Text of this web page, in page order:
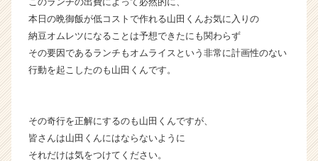
本日の晩御飯が低コストで作れる山田くんお気に入りの
納豆オムレツになることは予想できたにも関わらず
その要因であるランチもオムライスという非常に計画性のない
行動を起こしたのも山田くんです。
その奇行を正解にするのも山田くんですが、
皆さんは山田くんにはならないように
それだけは気をつけてください。